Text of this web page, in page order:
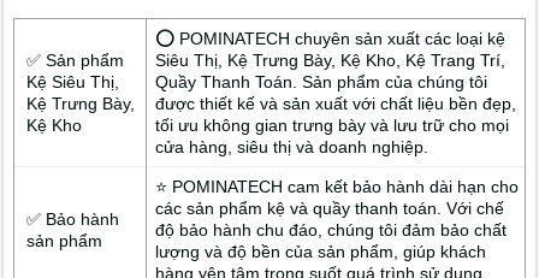
✅ Sản phẩm
Kệ Siêu Thị,
Kệ Trưng Bày,
Kệ Kho
⭕ POMINATECH chuyên sản xuất các loại kệ
Siêu Thị, Kệ Trưng Bày, Kệ Kho, Kệ Trang Trí,
Quầy Thanh Toán. Sản phẩm của chúng tôi
được thiết kế và sản xuất với chất liệu bền đẹp,
tối ưu không gian trưng bày và lưu trữ cho mọi
cửa hàng, siêu thị và doanh nghiệp.
✅ Bảo hành
sản phẩm
⭐ POMINATECH cam kết bảo hành dài hạn cho
các sản phẩm kệ và quầy thanh toán. Với chế
độ bảo hành chu đáo, chúng tôi đảm bảo chất
lượng và độ bền của sản phẩm, giúp khách
hàng yên tâm trong suốt quá trình sử dụng.